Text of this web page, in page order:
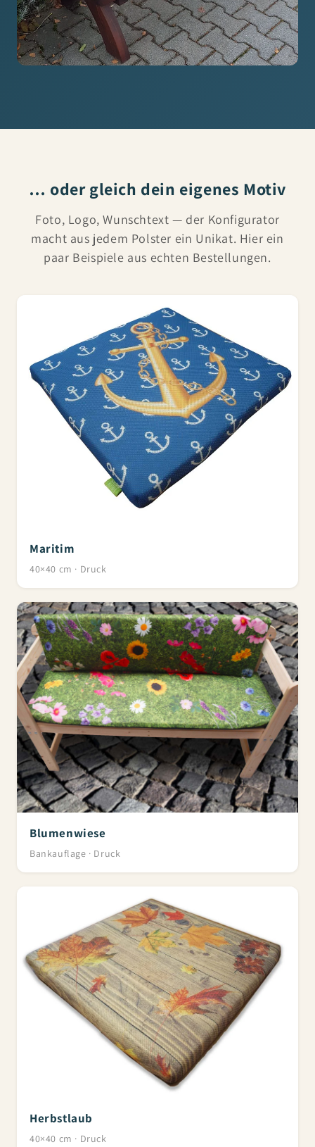
… oder gleich dein eigenes Motiv
Foto, Logo, Wunschtext — der Konfigurator
macht aus jedem Polster ein Unikat. Hier ein
paar Beispiele aus echten Bestellungen.
Maritim
40×40 cm · Druck
Blumenwiese
Bankauflage · Druck
Herbstlaub
40×40 cm · Druck